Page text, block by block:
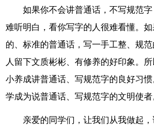
如果你不会讲普通话，不写规范
难听明白，看你写字的人很难看懂。
的、标准的普通话，写一手工整、规
人留下文质彬彬、有修养的好印象。
小养成讲普通话、写规范字的良好习
学成为说普通话、写规范字的文明使者
亲爱的同学们，让我们从我做起